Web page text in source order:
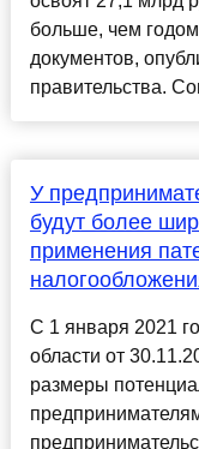
больше, чем
документов,
правительства.
У
будут более
применения
С 1 января 2021
области от
размеры